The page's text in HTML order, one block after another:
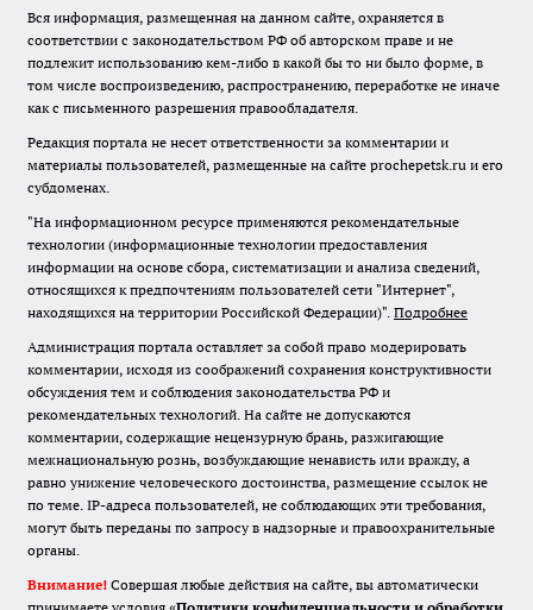
Вся информация, размещенная на данном сайте, охраняется в
соответствии с законодательством РФ об авторском праве и не
подлежит использованию кем-либо в какой бы то ни было форме, в
том числе воспроизведению, распространению, переработке не иначе
как с письменного разрешения правообладателя.
Редакция портала не несет ответственности за комментарии и
материалы пользователей, размещенные на сайте prochepetsk.ru и его
субдоменах.
"На информационном ресурсе применяются рекомендательные
технологии (информационные технологии предоставления
информации на основе сбора, систематизации и анализа сведений,
относящихся к предпочтениям пользователей сети "Интернет",
находящихся на территории Российской Федерации)". Подробнее
Администрация портала оставляет за собой право модерировать
комментарии, исходя из соображений сохранения конструктивности
обсуждения тем и соблюдения законодательства РФ и
рекомендательных технологий. На сайте не допускаются
комментарии, содержащие нецензурную брань, разжигающие
межнациональную рознь, возбуждающие ненависть или вражду, а
равно унижение человеческого достоинства, размещение ссылок не
по теме. IP-адреса пользователей, не соблюдающих эти требования,
могут быть переданы по запросу в надзорные и правоохранительные
органы.
Внимание! Совершая любые действия на сайте, вы автоматически